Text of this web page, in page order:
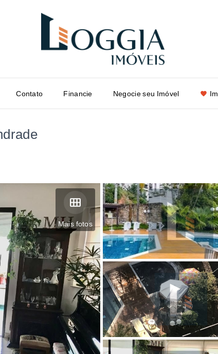
Contato Financie Negocie seu Imóvel
Mais fotos